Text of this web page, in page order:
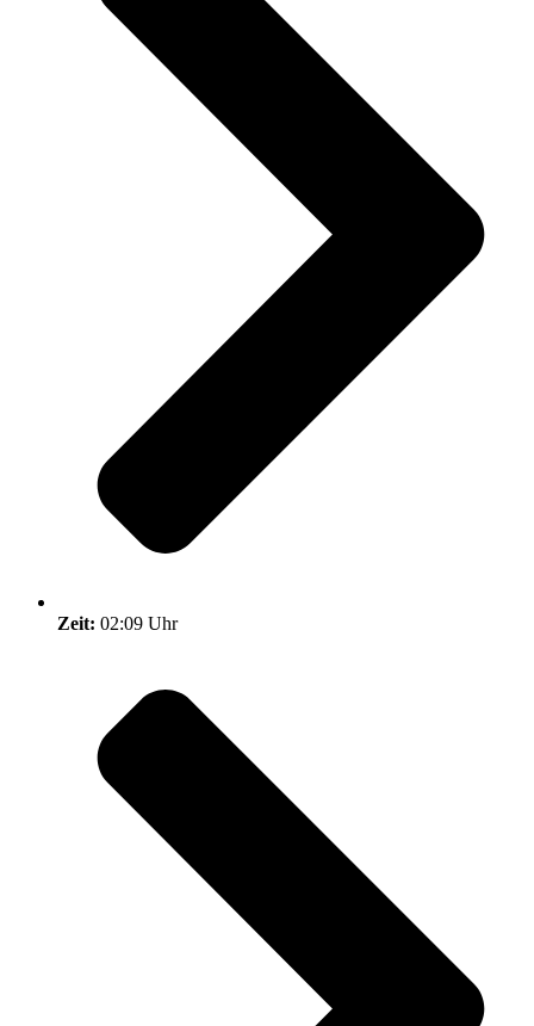
Zeit: 02:09 Uhr